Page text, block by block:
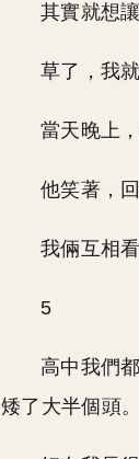
其實就想
草了，我
當天晚上
他笑著，
我倆互相
5
高中我們都
矮了大半個頭。